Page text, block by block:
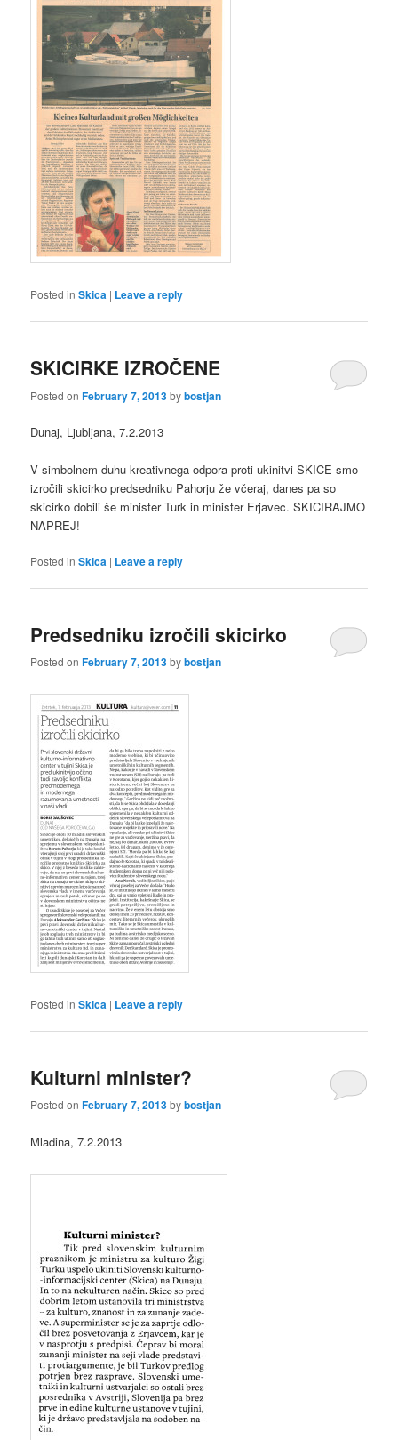
Posted in Skica | Leave a reply
SKICIRKE IZROČENE
Posted onFebruary 7, 2013bybostjan
Dunaj, Ljubljana, 7.2.2013
V simbolnem duhu kreativnega odpora proti ukinitvi SKICE smo
izročili skicirko predsedniku Pahorju že včeraj, danes pa so
skicirko dobili še minister Turk in minister Erjavec. SKICIRAJMO
NAPREJ!
Posted in Skica | Leave a reply
Predsedniku izročili skicirko
Posted onFebruary 7, 2013bybostjan
Posted in Skica | Leave a reply
Kulturni minister?
Posted onFebruary 7, 2013bybostjan
Mladina, 7.2.2013